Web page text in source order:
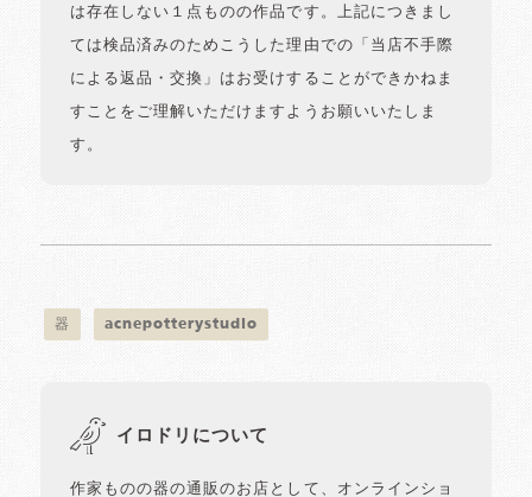
は存在しない１点ものの作品です。上記につきまし
ては検品済みのためこうした理由での「当店不手際
による返品・交換」はお受けすることができかねま
すことをご理解いただけますようお願いいたしま
す。
器 acnepotterystudio
イロドリについて
作家ものの器の通販のお店として、オンラインショ